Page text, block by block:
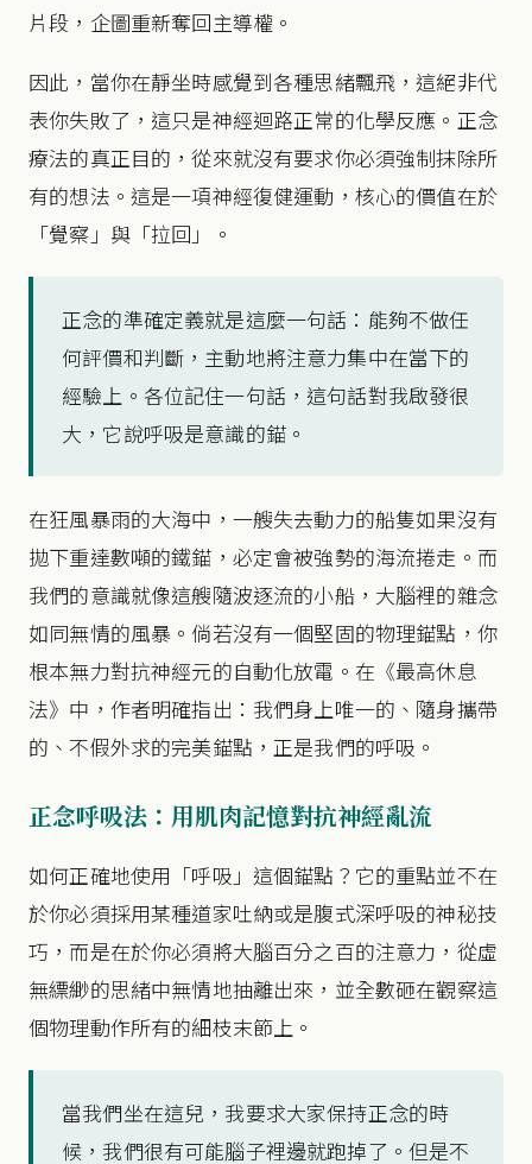
片段，企圖重新奪回主導權。
因此，當你在靜坐時感覺到各種思緒飄飛，這絕非代
表你失敗了，這只是神經迴路正常的化學反應。正念
療法的真正目的，從來就沒有要求你必須強制抹除所
有的想法。這是一項神經復健運動，核心的價值在於
「覺察」與「拉回」。
正念的準確定義就是這麼一句話：能夠不做任
何評價和判斷，主動地將注意力集中在當下的
經驗上。各位記住一句話，這句話對我啟發很
大，它說呼吸是意識的錨。
在狂風暴雨的大海中，一艘失去動力的船隻如果沒有
拋下重達數噸的鐵錨，必定會被強勢的海流捲走。而
我們的意識就像這艘隨波逐流的小船，大腦裡的雜念
如同無情的風暴。倘若沒有一個堅固的物理錨點，你
根本無力對抗神經元的自動化放電。在《最高休息
法》中，作者明確指出：我們身上唯一的、隨身攜帶
的、不假外求的完美錨點，正是我們的呼吸。
正念呼吸法：用肌肉記憶對抗神經亂流
如何正確地使用「呼吸」這個錨點？它的重點並不在
於你必須採用某種道家吐納或是腹式深呼吸的神秘技
巧，而是在於你必須將大腦百分之百的注意力，從虛
無縹緲的思緒中無情地抽離出來，並全數砸在觀察這
個物理動作所有的細枝末節上。
當我們坐在這兒，我要求大家保持正念的時
候，我們很有可能腦子裡邊就跑掉了。但是不